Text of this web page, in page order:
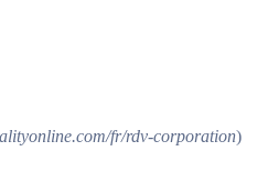
fr/rdv-corporation)